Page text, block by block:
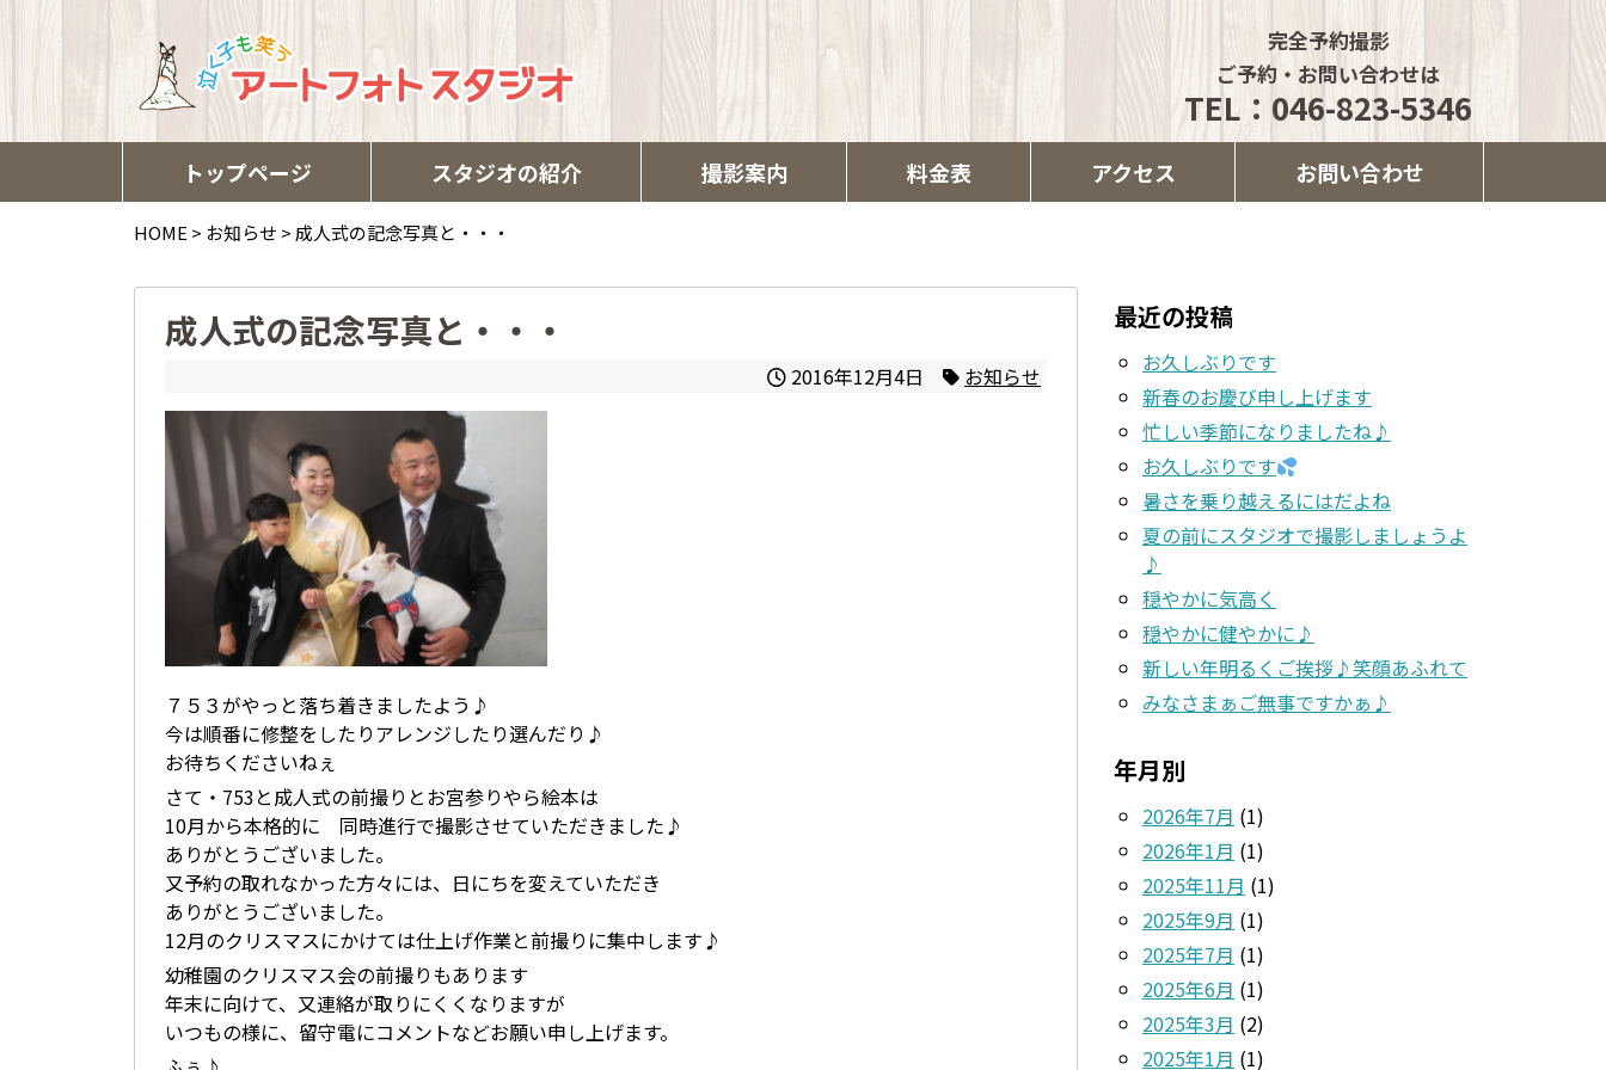
完全予約撮影
ご予約・お問い合わせは
TEL：046-823-5346
トップページ スタジオの紹介 撮影案内 料金表 アクセス お問い合わせ
HOME > お知らせ > 成人式の記念写真と・・・
成人式の記念写真と・・・
2016年12月4日 お知らせ
７５３がやっと落ち着きましたよう♪
今は順番に修整をしたりアレンジしたり選んだり♪
お待ちくださいねぇ
さて・753と成人式の前撮りとお宮参りやら絵本は
10月から本格的に 同時進行で撮影させていただきました♪
ありがとうございました。
又予約の取れなかった方々には、日にちを変えていただき
ありがとうございました。
12月のクリスマスにかけては仕上げ作業と前撮りに集中します♪
幼稚園のクリスマス会の前撮りもあります
年末に向けて、又連絡が取りにくくなりますが
いつもの様に、留守電にコメントなどお願い申し上げます。
最近の投稿
お久しぶりです
新春のお慶び申し上げます
忙しい季節になりましたね♪
お久しぶりです
暑さを乗り越えるにはだよね
夏の前にスタジオで撮影しましょうよ
♪
穏やかに気高く
穏やかに健やかに♪
新しい年明るくご挨拶♪笑顔あふれて
みなさまぁご無事ですかぁ♪
年月別
2026年7月 (1)
2026年1月 (1)
2025年11月 (1)
2025年9月 (1)
2025年7月 (1)
2025年6月 (1)
2025年3月 (2)
2025年1月 (1)